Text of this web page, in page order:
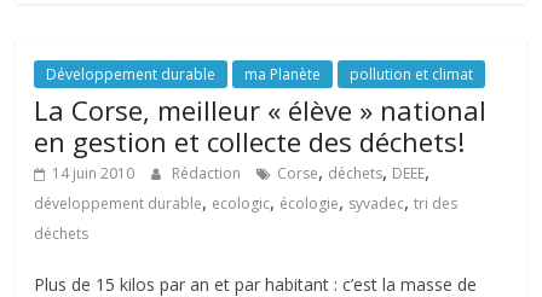
Développement durable ma Planète pollution et climat
La Corse, meilleur « élève » national
en gestion et collecte des déchets!
14 juin 2010 Rédaction Corse, déchets, DEEE,
développement durable, ecologic, écologie, syvadec,tri des
déchets
Plus de 15 kilos par an et par habitant : c’est la masse de